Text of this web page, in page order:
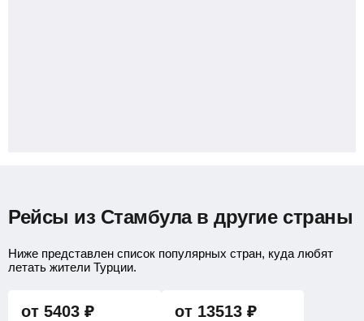
Рейсы из Стамбула в другие страны
Ниже представлен список популярных стран, куда любят
летать жители Турции.
от 5403 ₽ от 13513 ₽